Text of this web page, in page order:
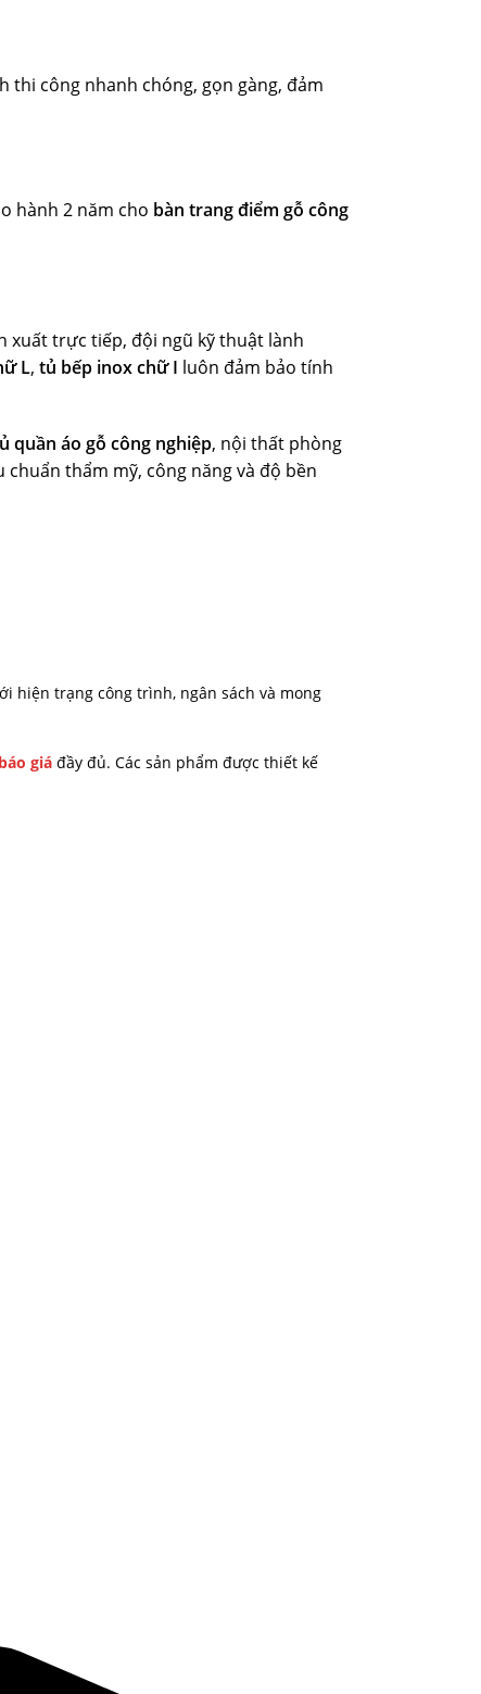
thi công nhanh chóng, gọn gàng, đảm
hành 2 năm cho bàn trang điểm gỗ công
xuất trực tiếp, đội ngũ kỹ thuật lành
L, tủ bếp inox chữ I luôn đảm bảo tính
quần áo gỗ công nghiệp, nội thất phòng
thẩm mỹ, công năng và độ bền
hiện trạng công trình, ngân sách và mong
báo giá đầy đủ. Các sản phẩm được thiết kế